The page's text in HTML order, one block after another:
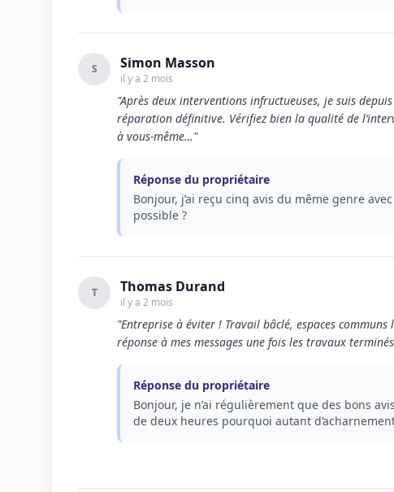
S Simon Masson
il y a 2 mois
"Après deux interventions infructueuses, je suis
réparation définitive. Vérifiez bien la qualité de
à vous-même…"
Réponse du propriétaire
Bonjour, j’ai reçu cinq avis du même genre
possible ?
T Thomas Durand
il y a 2 mois
"Entreprise à éviter ! Travail bâclé, espaces
réponse à mes messages une fois les travaux
Réponse du propriétaire
Bonjour, je n’ai régulièrement que des bons
de deux heures pourquoi autant